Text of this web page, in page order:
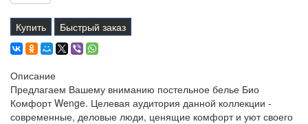
Купить Быстрый заказ
Описание
Предлагаем Вашему вниманию постельное белье Био
Комфорт Wenge. Целевая аудитория данной коллекции -
современные, деловые люди, ценящие комфорт и уют своего